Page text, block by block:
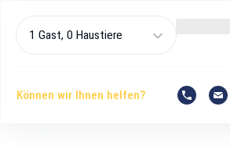
1 Gast, 0 Haustiere
Können wir Ihnen helfen?